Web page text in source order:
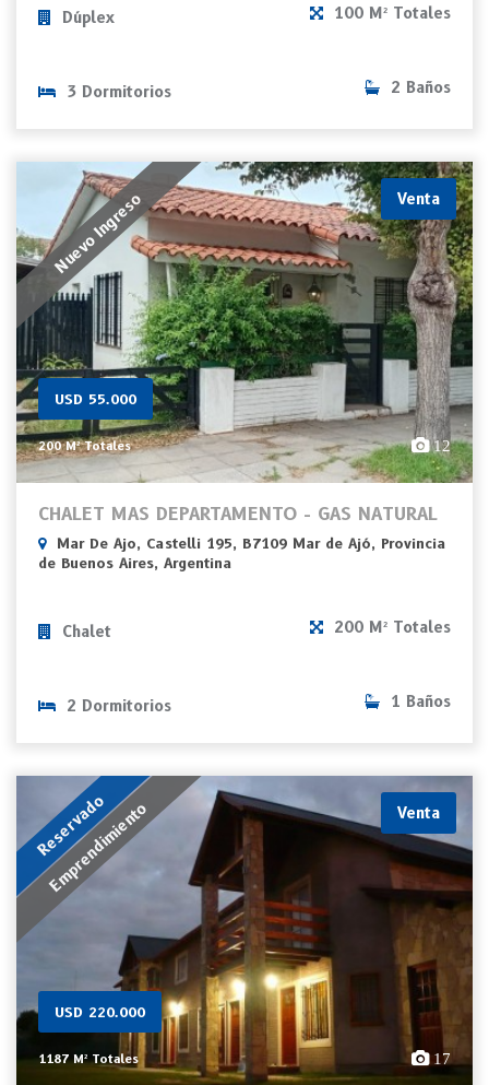
Dúplex 100 M² Totales
3 Dormitorios 2 Baños
Nuevo Ingreso Venta
USD 55.000
200 M² Totales 12
CHALET MAS DEPARTAMENTO - GAS NATURAL
Mar De Ajo, Castelli 195, B7109 Mar de Ajó, Provincia
de Buenos Aires, Argentina
Chalet 200 M² Totales
2 Dormitorios 1 Baños
Reservado
Emprendimiento Venta
USD 220.000
1187 M² Totales 17